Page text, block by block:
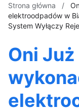
Strona główna /
elektroodpadów w
System Wyłączy
Oni